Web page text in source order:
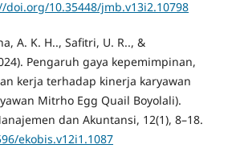
doi.org/10.35448/jmb.v13i2.10798
A. K. H.., Safitri, U. R.., &
Pengaruh gaya kepemimpinan,
kerja terhadap kinerja karyawan
Mitrho Egg Quail Boyolali).
dan Akuntansi, 12(1), 8–18.
ekobis.v12i1.1087